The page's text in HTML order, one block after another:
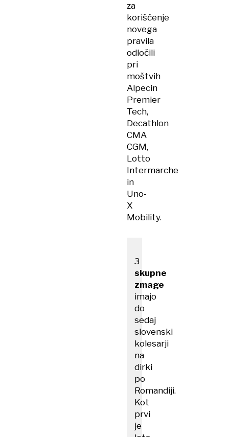
za
koriščenje
novega
pravila
odločili
pri
moštvih
Alpecin
Premier
Tech,
Decathlon
CMA
CGM,
Lotto
Intermarche
in
Uno-
X
Mobility.
3
skupne
zmage
imajo
do
sedaj
slovenski
kolesarji
na
dirki
po
Romandiji.
Kot
prvi
je